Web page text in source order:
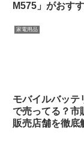
M575」がおす
家電用品
モバイルバッテ
で売ってる？市
販売店舗を徹底